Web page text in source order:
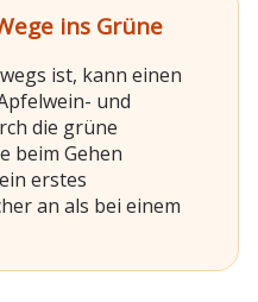
ins Grüne
ist, kann einen
und
die grüne
beim Gehen
erstes
an als bei einem